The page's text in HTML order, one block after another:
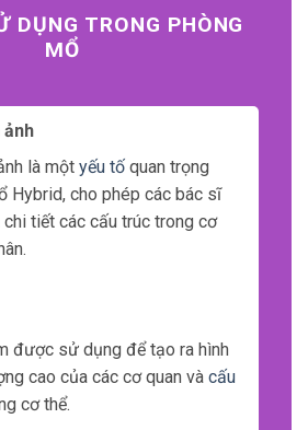
DỤNG TRONG PHÒNG
MỔ
ảnh
là một yếu tố quan trọng
Hybrid, cho phép các bác sĩ
tiết các cấu trúc trong cơ
được sử dụng để tạo ra hình
cao của các cơ quan và cấu
cơ thể.